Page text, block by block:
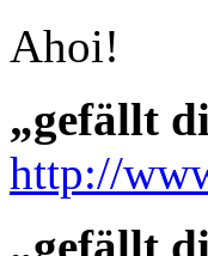
Ahoi!
„gefällt
http://
„gefällt